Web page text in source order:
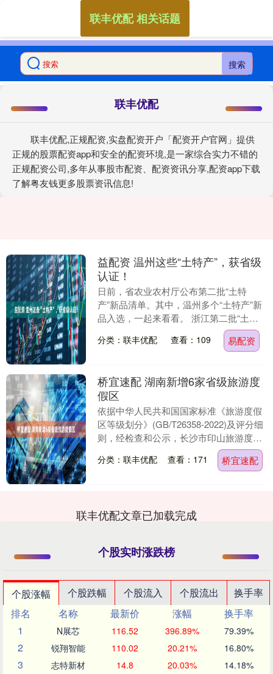
搜索
联丰优配
联丰优配,正规配资,实盘配资开户「配资开户官网」提供
正规的股票配资app和安全的配资环境,是一家综合实力不错的
正规配资公司,多年从事股市配资、配资资讯分享,配资app下载
了解粤友钱更多股票资讯信息!
联丰优配 相关话题
益配资 温州这些“土特产”，获省级
认证！
日前，省农业农村厅公布第二批“土特
产”新品清单。其中，温州多个“土特产”新
品入选，一起来看看。 浙江第二批“土特
产”新品清单 （温州名单） 金线莲 主要产
地：平....
分类：联丰优配 查看：109 易配资
桥宜速配 湖南新增6家省级旅游度
假区
依据中华人民共和国国家标准《旅游度假
区等级划分》(GB/T26358-2022)及评分细
则，经检查和公示，长沙市印山旅游度假
区、衡阳市南岳金月湖旅游度假区、株
洲....
分类：联丰优配 查看：171 桥宜速配
联丰优配文章已加载完成
个股实时涨跌榜
个股涨幅 个股跌幅 个股流入 个股流出
换手率
排名
名称 最新价 涨幅
换手率
1
N展芯 116.52 396.89% 79.39%
2 锐翔智能 110.02 20.21% 16.80%
3 志特新材 14.8 20.03% 14.18%